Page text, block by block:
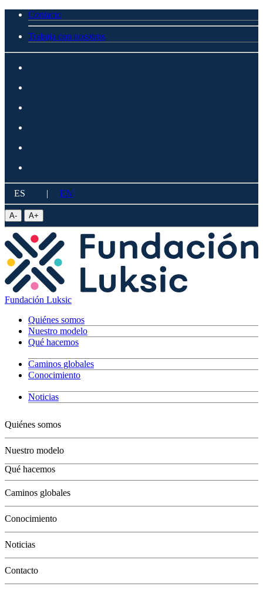
Contacto
Trabaja con nosotros
ES | EN
A- A+
Fundación Luksic
Quiénes somos
Nuestro modelo
Qué hacemos
Caminos globales
Conocimiento
Noticias
Quiénes somos
Nuestro modelo
Qué hacemos
Jóvenes
Adultos
Grandes
Conservación
Caminos globales
Conocimiento
Noticias
Contacto